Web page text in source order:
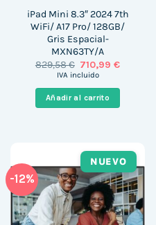
iPad Mini 8.3″ 2024 7th
WiFi/ A17 Pro/ 128GB/
Gris Espacial-
MXN63TY/A
829,58€ El
precio
era:
829,58 €.
710,99€El
es:
IVA incluido
Añadir al carrito
-12%
NUEVO